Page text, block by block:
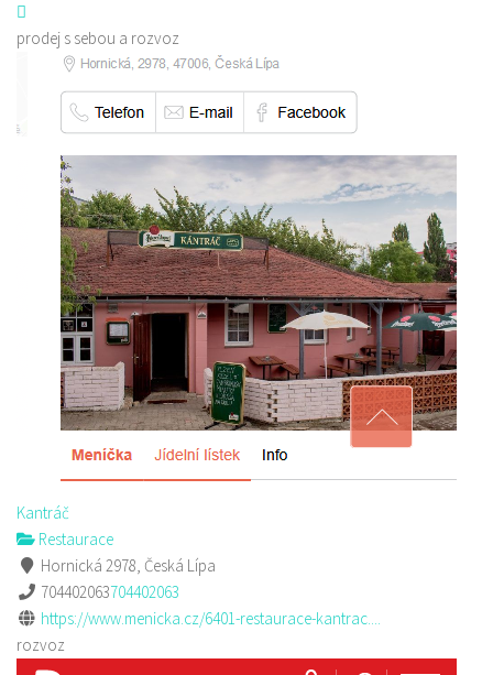
prodej s sebou a rozvoz
Kantráč
Restaurace
Hornická 2978, Česká Lípa
704402063704402063
https://www.menicka.cz/6401-restaurace-kantrac....
rozvoz